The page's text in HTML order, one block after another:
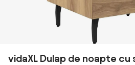
vidaXL Dulap de noapte